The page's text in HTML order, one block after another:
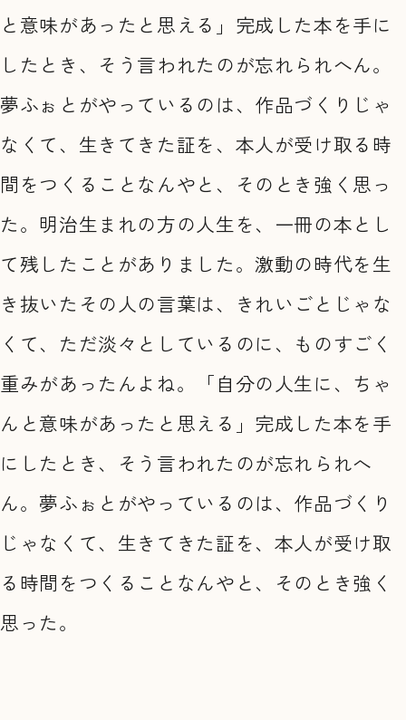
と意味があったと思える」完成した本を手に
したとき、そう言われたのが忘れられへん。
夢ふぉとがやっているのは、作品づくりじゃ
なくて、生きてきた証を、本人が受け取る時
間をつくることなんやと、そのとき強く思っ
た。明治生まれの方の人生を、一冊の本とし
て残したことがありました。激動の時代を生
き抜いたその人の言葉は、きれいごとじゃな
くて、ただ淡々としているのに、ものすごく
重みがあったんよね。「自分の人生に、ちゃ
んと意味があったと思える」完成した本を手
にしたとき、そう言われたのが忘れられへ
ん。夢ふぉとがやっているのは、作品づくり
じゃなくて、生きてきた証を、本人が受け取
る時間をつくることなんやと、そのとき強く
思った。